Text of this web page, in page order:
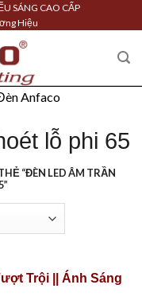
SÁNG CAO CẤP
Hiệu
Anfaco
lỗ phi 65
“ĐÈN LED ÂM TRẦN
Trội || Ánh Sáng